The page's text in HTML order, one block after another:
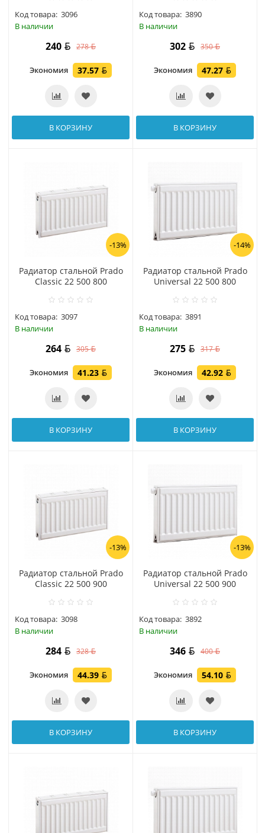
Код товара: 3096
В наличии
240 278
Экономия 37.57
В КОРЗИНУ
Код товара: 3890
В наличии
302 350
Экономия 47.27
В КОРЗИНУ
-13%
Радиатор стальной Prado
Classic 22 500 800
Код товара: 3097
В наличии
264 305
Экономия 41.23
В КОРЗИНУ
-14%
Радиатор стальной Prado
Universal 22 500 800
Код товара: 3891
В наличии
275 317
Экономия 42.92
В КОРЗИНУ
-13%
Радиатор стальной Prado
Classic 22 500 900
Код товара: 3098
В наличии
284 328
Экономия 44.39
В КОРЗИНУ
-13%
Радиатор стальной Prado
Universal 22 500 900
Код товара: 3892
В наличии
346 400
Экономия 54.10
В КОРЗИНУ